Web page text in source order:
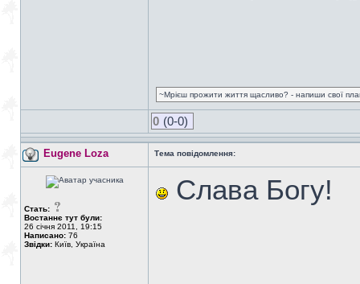
~Мрієш прожити життя щасливо? - напиши свої
0 (0-0)
Eugene Loza Тема повідомлення:
Стать:
Востаннє тут були:
26 січня 2011, 19:15
Написано: 76
Звідки: Київ, Україна
Слава Богу!